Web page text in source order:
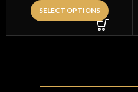
SELECT OPTIONS